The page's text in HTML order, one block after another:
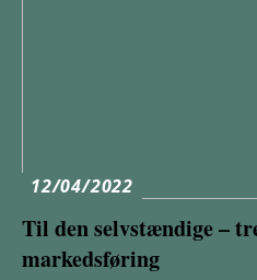
12/04/2022
Til den selvstændige –
markedsføring